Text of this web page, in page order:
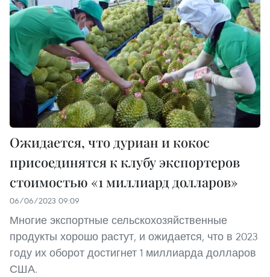
Ожидается, что дуриан и кокос
присоединятся к клубу экспортеров
стоимостью «1 миллиард долларов»
06/06/2023 09:09
Многие экспортные сельскохозяйственные
продукты хорошо растут, и ожидается, что в 2023
году их оборот достигнет 1 миллиарда долларов
США.